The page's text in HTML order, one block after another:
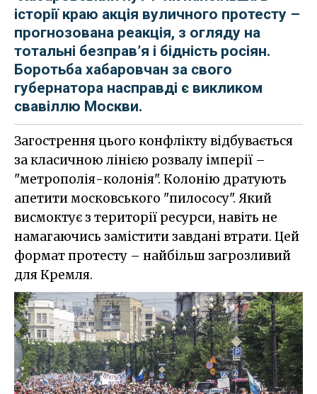
історії краю акція вуличного протесту –
прогнозована реакція, з огляду на
тотальні безправ’я і бідність росіян.
Боротьба хабаровчан за свого
губернатора насправді є викликом
свавіллю Москви.
Загострення цього конфлікту відбувається
за класичною лінією розвалу імперії –
"метрополія-колонія". Колонію дратують
апетити московського "пилососу". Який
висмоктує з території ресурси, навіть не
намагаючись замістити завдані втрати. Цей
формат протесту – найбільш загрозливий
для Кремля.